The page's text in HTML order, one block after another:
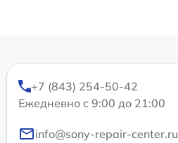
+7 (843) 254-50-42
Ежедневно с 9:00 до 21:00
info@sony-repair-center.ru